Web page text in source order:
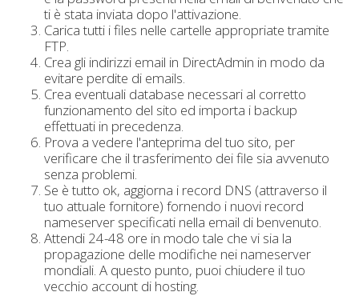
ti è stata inviata dopo l'attivazione.
Carica tutti i files nelle cartelle appropriate tramite
FTP.
Crea gli indirizzi email in DirectAdmin in modo da
evitare perdite di emails.
Crea eventuali database necessari al corretto
funzionamento del sito ed importa i backup
effettuati in precedenza.
Prova a vedere l'anteprima del tuo sito, per
verificare che il trasferimento dei file sia avvenuto
senza problemi.
Se è tutto ok, aggiorna i record DNS (attraverso il
tuo attuale fornitore) fornendo i nuovi record
nameserver specificati nella email di benvenuto.
Attendi 24-48 ore in modo tale che vi sia la
propagazione delle modifiche nei nameserver
mondiali. A questo punto, puoi chiudere il tuo
vecchio account di hosting.